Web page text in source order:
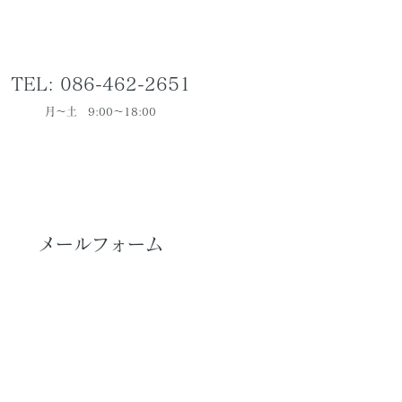
TEL: 086-462-2651
月～土 9:00～18:00
メールフォーム